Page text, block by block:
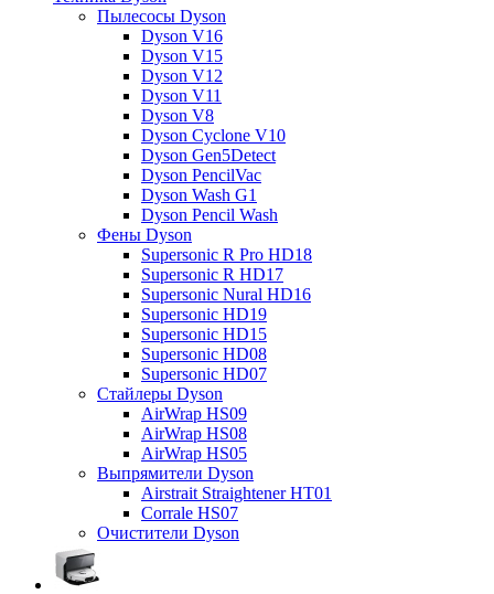
Пылесосы Dyson
Dyson V16
Dyson V15
Dyson V12
Dyson V11
Dyson V8
Dyson Cyclone V10
Dyson Gen5Detect
Dyson PencilVac
Dyson Wash G1
Dyson Pencil Wash
Фены Dyson
Supersonic R Pro HD18
Supersonic R HD17
Supersonic Nural HD16
Supersonic HD19
Supersonic HD15
Supersonic HD08
Supersonic HD07
Стайлеры Dyson
AirWrap HS09
AirWrap HS08
AirWrap HS05
Выпрямители Dyson
Airstrait Straightener HT01
Corrale HS07
Очистители Dyson